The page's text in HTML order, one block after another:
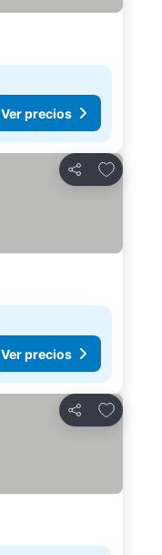
Ver precios
Compartir
Agregar
Ver precios
Compartir
Agregar